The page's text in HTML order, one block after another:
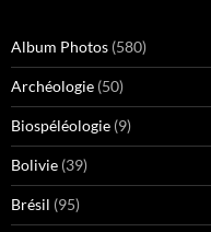
Album Photos (580)
Archéologie (50)
Biospéléologie (9)
Bolivie (39)
Brésil (95)